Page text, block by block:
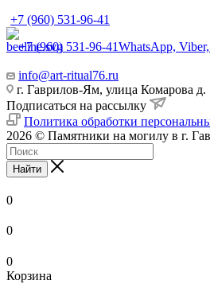
+7 (960) 531-96-41
+7 (960) 531-96-41WhatsApp,
info@art-ritual76.ru
г. Гаврилов-Ям, улица Комарова д.
Подписаться на рассылку
Политика обработки
2026 © Памятники на могилу в г.
Найти
0
0
0
Корзина